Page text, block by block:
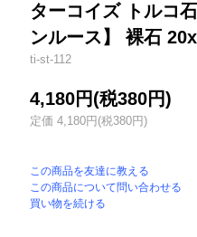
ターコイズ トルコ
ンルース】 裸石
ti-st-112
4,180円(税380円)
定価 4,180円(税380円)
この商品を友達に教える
この商品について問い合わせる
買い物を続ける